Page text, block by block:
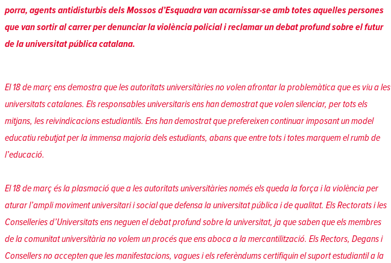
porra, agents antidisturbis dels Mossos d’Esquadra van acarnissar-se amb totes aquelles persones
que van sortir al carrer per denunciar la violència policial i reclamar un debat profund sobre el futur
de la universitat pública catalana.
El 18 de març ens demostra que les autoritats universitàries no volen afrontar la problemàtica que es viu a les
universitats catalanes. Els responsables universitaris ens han demostrat que volen silenciar, per tots els
mitjans, les reivindicacions estudiantils. Ens han demostrat que prefereixen continuar imposant un model
educatiu rebutjat per la immensa majoria dels estudiants, abans que entre tots i totes marquem el rumb de
l’educació.
El 18 de març és la plasmació que a les autoritats universitàries només els queda la força i la violència per
aturar l’ampli moviment universitari i social que defensa la universitat pública i de qualitat. Els Rectorats i les
Conselleries d’Universitats ens neguen el debat profund sobre la universitat, ja que saben que els membres
de la comunitat universitària no volem un procés que ens aboca a la mercantilització. Els Rectors, Degans i
Consellers no accepten que les manifestacions, vagues i els referèndums certifiquin el suport estudiantil a la